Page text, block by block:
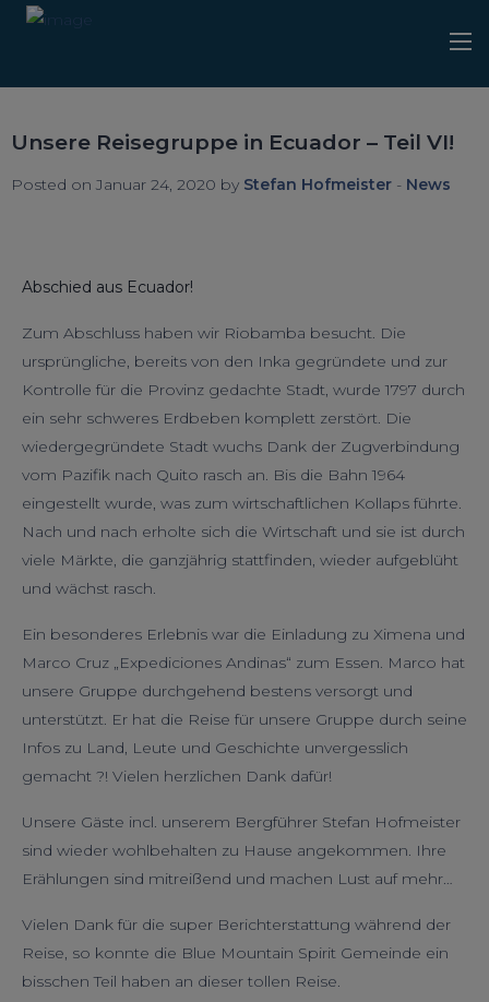
Unsere Reisegruppe in Ecuador – Teil VI!
Posted on Januar 24, 2020 by Stefan Hofmeister - News
Abschied aus Ecuador!
Zum Abschluss haben wir Riobamba besucht. Die
ursprüngliche, bereits von den Inka gegründete und zur
Kontrolle für die Provinz gedachte Stadt, wurde 1797 durch
ein sehr schweres Erdbeben komplett zerstört. Die
wiedergegründete Stadt wuchs Dank der Zugverbindung
vom Pazifik nach Quito rasch an. Bis die Bahn 1964
eingestellt wurde, was zum wirtschaftlichen Kollaps führte.
Nach und nach erholte sich die Wirtschaft und sie ist durch
viele Märkte, die ganzjährig stattfinden, wieder aufgeblüht
und wächst rasch.
Ein besonderes Erlebnis war die Einladung zu Ximena und
Marco Cruz „Expediciones Andinas“ zum Essen. Marco hat
unsere Gruppe durchgehend bestens versorgt und
unterstützt. Er hat die Reise für unsere Gruppe durch seine
Infos zu Land, Leute und Geschichte unvergesslich
gemacht ?! Vielen herzlichen Dank dafür!
Unsere Gäste incl. unserem Bergführer Stefan Hofmeister
sind wieder wohlbehalten zu Hause angekommen. Ihre
Erählungen sind mitreißend und machen Lust auf mehr…
Vielen Dank für die super Berichterstattung während der
Reise, so konnte die Blue Mountain Spirit Gemeinde ein
bisschen Teil haben an dieser tollen Reise.